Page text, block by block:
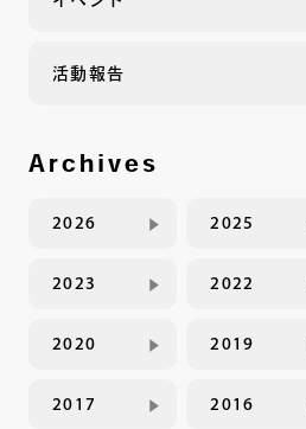
活動報告
Archives
2026 2025
2023 2022
2020 2019
2017 2016